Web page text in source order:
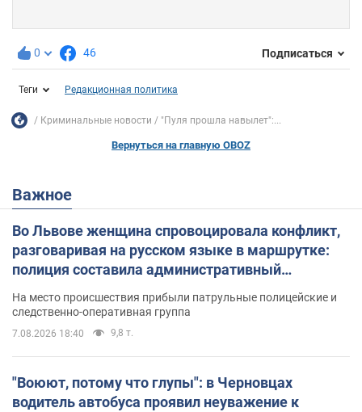
0 46 Подписаться
Теги Редакционная политика
Криминальные новости "Пуля прошла навылет":...
Вернуться на главную OBOZ
Важное
Во Львове женщина спровоцировала конфликт,
разговаривая на русском языке в маршрутке:
полиция составила административный
На место происшествия прибыли патрульные полицейские и
следственно-оперативная группа
7.08.2026 18:40 9,8 т.
"Воюют, потому что глупы": в Черновцах
водитель автобуса проявил неуважение к